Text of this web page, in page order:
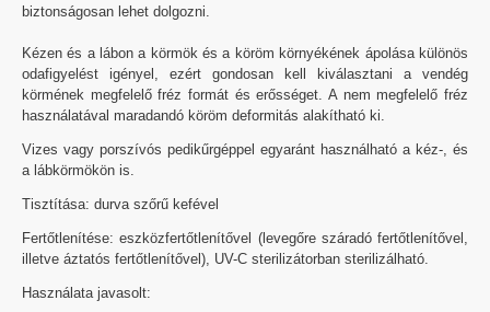
biztonságosan lehet dolgozni.
Kézen és a lábon a körmök és a köröm környékének ápolása különös
odafigyelést igényel, ezért gondosan kell kiválasztani a vendég
körmének megfelelő fréz formát és erősséget. A nem megfelelő fréz
használatával maradandó köröm deformitás alakítható ki.
Vizes vagy porszívós pedikűrgéppel egyaránt használható a kéz-, és
a lábkörmökön is.
Tisztítása: durva szőrű kefével
Fertőtlenítése: eszközfertőtlenítővel (levegőre száradó fertőtlenítővel,
illetve áztatós fertőtlenítővel), UV-C sterilizátorban sterilizálható.
Használata javasolt: